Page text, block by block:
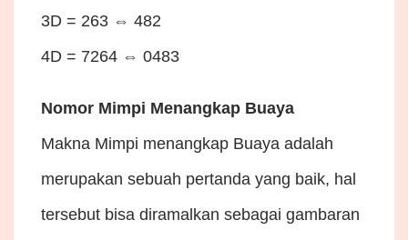
3D = 263 ⇔ 482
4D = 7264 ⇔ 0483
Nomor Mimpi Menangkap Buaya
Makna Mimpi menangkap Buaya adalah
merupakan sebuah pertanda yang baik, hal
tersebut bisa diramalkan sebagai gambaran